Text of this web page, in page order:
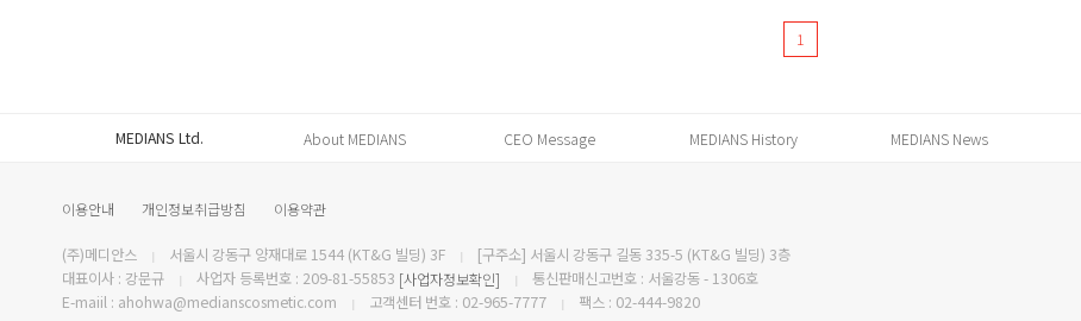
1
MEDIANS Ltd. About MEDIANS CEO Message MEDIANS History MEDIANS News
이용안내 개인정보취급방침 이용약관
(주)메디안스 서울시 강동구 양재대로 1544 (KT&G 빌딩) 3F
[구주소] 서울시 강동구 길동 335-5 (KT&G 빌딩) 3층
대표이사 : 강문규
사업자 등록번호 : 209-81-55853 [사업자정보확인]
통신판매신고번호 : 서울강동 - 1306호
E-maiil : ahohwa@medianscosmetic.com
고객센터 번호 : 02-965-7777 팩스 : 02-444-9820